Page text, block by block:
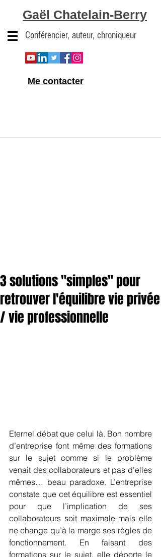
Gaël Chatelain-Berry
Conférencier, auteur, chroniqueur
Me contacter
3 solutions "simples" pour
retrouver l'équilibre vie privée
/ vie professionnelle
Eternel débat que celui là. Bon nombre
d’entreprise font même des formations
sur le sujet comme si le problème
venait des collaborateurs et pas d’elles
mêmes… beau paradoxe. L’entreprise
constate que cet équilibre est essentiel
pour que l’implication de ses
collaborateurs soit maximale mais elle
ne change qu’à la marge ses règles de
fonctionnement. En faisant des
formations sur le sujet, elle déporte le